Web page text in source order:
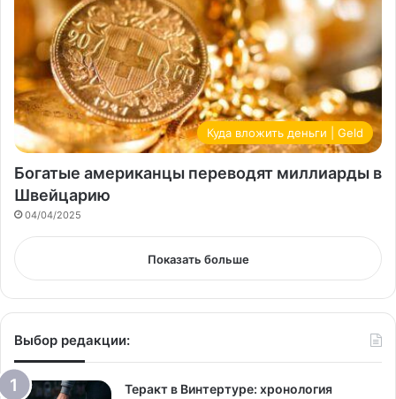
Куда вложить деньги | Geld
Богатые американцы переводят миллиарды в
Швейцарию
04/04/2025
Показать больше
Выбор редакции:
Теракт в Винтертуре: хронология